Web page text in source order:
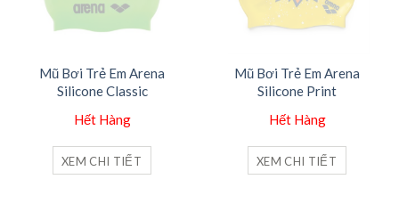
Mũ Bơi Trẻ Em Arena
Silicone Classic
Hết Hàng
XEM CHI TIẾT
Mũ Bơi Trẻ Em Arena
Silicone Print
Hết Hàng
XEM CHI TIẾT